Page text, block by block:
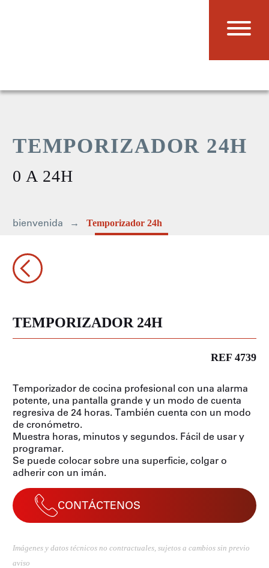
TEMPORIZADOR 24H
0 A 24H
bienvenida Temporizador 24h
TEMPORIZADOR 24H
REF 4739
Temporizador de cocina profesional con una alarma
potente, una pantalla grande y un modo de cuenta
regresiva de 24 horas. También cuenta con un modo
de cronómetro.
Muestra horas, minutos y segundos. Fácil de usar y
programar.
Se puede colocar sobre una superficie, colgar o
adherir con un imán.
CONTÁCTENOS
Imágenes y datos técnicos no contractuales, sujetos a cambios sin previo
aviso